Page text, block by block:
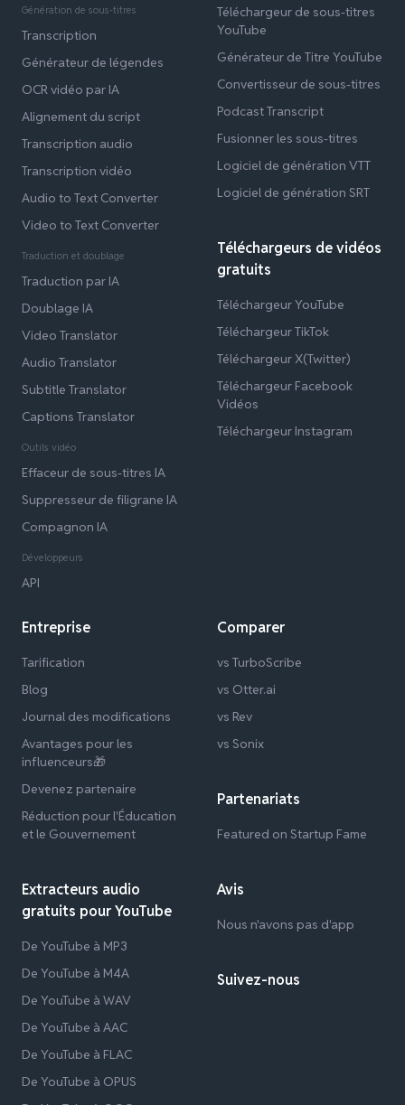
Génération de sous-titres
Transcription
Générateur de légendes
OCR vidéo par IA
Alignement du script
Transcription audio
Transcription vidéo
Audio to Text Converter
Video to Text Converter
Traduction et doublage
Traduction par IA
Doublage IA
Video Translator
Audio Translator
Subtitle Translator
Captions Translator
Outils vidéo
Effaceur de sous-titres IA
Suppresseur de filigrane IA
Compagnon IA
Développeurs
API
Téléchargeur de sous-titres
YouTube
Générateur de Titre YouTube
Convertisseur de sous-titres
Podcast Transcript
Fusionner les sous-titres
Logiciel de génération VTT
Logiciel de génération SRT
Téléchargeurs de vidéos
gratuits
Téléchargeur YouTube
Téléchargeur TikTok
Téléchargeur X(Twitter)
Téléchargeur Facebook
Vidéos
Téléchargeur Instagram
Entreprise
Tarification
Blog
Journal des modifications
Avantages pour les
influenceurs🎁
Devenez partenaire
Réduction pour l'Éducation
et le Gouvernement
Extracteurs audio
gratuits pour YouTube
De YouTube à MP3
De YouTube à M4A
De YouTube à WAV
De YouTube à AAC
De YouTube à FLAC
De YouTube à OPUS
Comparer
vs TurboScribe
vs Otter.ai
vs Rev
vs Sonix
Partenariats
Featured on Startup Fame
Avis
Nous n'avons pas d'app
Suivez-nous